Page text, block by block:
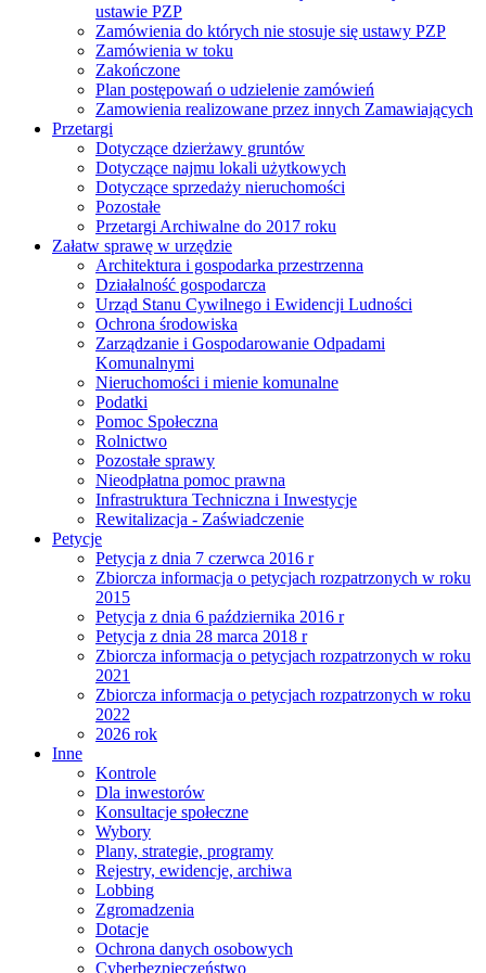
ustawie PZP
Zamówienia do których nie stosuje się ustawy PZP
Zamówienia w toku
Zakończone
Plan postępowań o udzielenie zamówień
Zamowienia realizowane przez innych Zamawiających
Przetargi
Dotyczące dzierżawy gruntów
Dotyczące najmu lokali użytkowych
Dotyczące sprzedaży nieruchomości
Pozostałe
Przetargi Archiwalne do 2017 roku
Załatw sprawę w urzędzie
Architektura i gospodarka przestrzenna
Działalność gospodarcza
Urząd Stanu Cywilnego i Ewidencji Ludności
Ochrona środowiska
Zarządzanie i Gospodarowanie Odpadami
Komunalnymi
Nieruchomości i mienie komunalne
Podatki
Pomoc Społeczna
Rolnictwo
Pozostałe sprawy
Nieodpłatna pomoc prawna
Infrastruktura Techniczna i Inwestycje
Rewitalizacja - Zaświadczenie
Petycje
Petycja z dnia 7 czerwca 2016 r
Zbiorcza informacja o petycjach rozpatrzonych w roku
2015
Petycja z dnia 6 października 2016 r
Petycja z dnia 28 marca 2018 r
Zbiorcza informacja o petycjach rozpatrzonych w roku
2021
Zbiorcza informacja o petycjach rozpatrzonych w roku
2022
2026 rok
Inne
Kontrole
Dla inwestorów
Konsultacje społeczne
Wybory
Plany, strategie, programy
Rejestry, ewidencje, archiwa
Lobbing
Zgromadzenia
Dotacje
Ochrona danych osobowych
Cyberbezpieczeństwo